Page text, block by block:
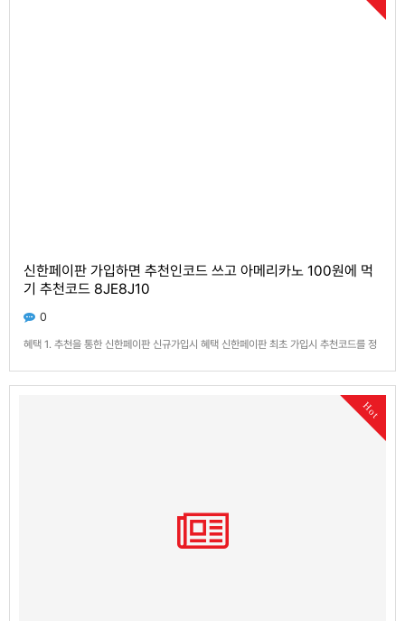
신한페이판 가입하면 추천인코드 쓰고 아메리카노 100원에 먹
기 추천코드 8JE8J10
0
혜택 1. 추천을 통한 신한페이판 신규가입시 혜택 신한페이판 최초 가입시 추천코드를 정
다. (진입경로 : ‘친구추천 기프트팩’> 전용 ‘구매하기’ 배너 > 전용 구매 페이지…
Hot